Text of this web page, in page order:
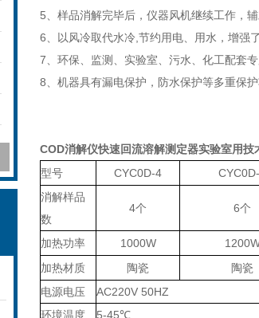
5 、样品消解完毕后，仪器风机继续工作，辅
6 、以风冷取代水冷 节约用电、用水，增强
7 、环保、监测、实验室、污水、化工配套专
8 、机器具有漏电保护，防水保护等多重保
COD消解仪快速回流溶解测定器实验室用技
型号
CYC0D-4
消解样品
数
4个 6个
加热功率 1000W
加热材质
陶瓷 陶瓷
电源电压
AC220V 50HZ
环境温度
5-45℃